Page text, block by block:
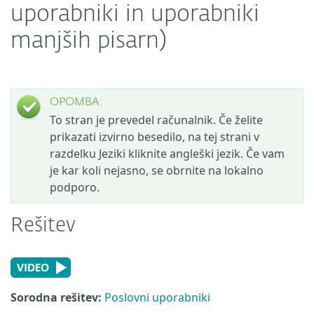
uporabniki in uporabniki
manjših pisarn)
OPOMBA:
To stran je prevedel računalnik. Če želite
prikazati izvirno besedilo, na tej strani v
razdelku Jeziki kliknite angleški jezik. Če vam
je kar koli nejasno, se obrnite na lokalno
podporo.
Rešitev
Sorodna rešitev: Poslovni uporabniki